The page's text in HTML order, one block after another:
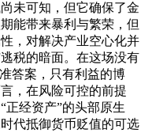
未可知，但它确保了金
能带来暴利与繁荣，但
，对解决产业空心化并
税的暗面。在这场没有
答案，只有利益的博
，在风险可控的前提
正经资产”的头部原生
代抵御货币贬值的可选